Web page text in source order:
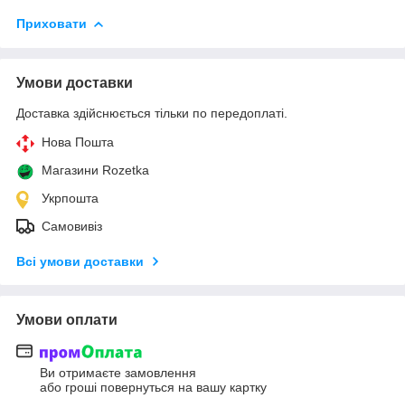
Приховати
Умови доставки
Доставка здійснюється тільки по передоплаті.
Нова Пошта
Магазини Rozetka
Укрпошта
Самовивіз
Всі умови доставки
Умови оплати
Ви отримаєте замовлення
або гроші повернуться на вашу картку